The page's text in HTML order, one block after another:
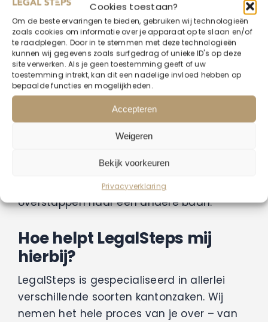
Cookies toestaan?
Om de beste ervaringen te bieden, gebruiken wij technologieën
zoals cookies om informatie over je apparaat op te slaan en/of
te raadplegen. Door in te stemmen met deze technologieën
kunnen wij gegevens zoals surfgedrag of unieke ID's op deze
site verwerken. Als je geen toestemming geeft of uw
toestemming intrekt, kan dit een nadelige invloed hebben op
bepaalde functies en mogelijkheden.
Accepteren
Weigeren
Bekijk voorkeuren
Privacyverklaring
hulp zoekt. De termijn voor verjaring gaat in
van de datum van je ontslag, dus kijk goed
hoe lang je nog hebt. Nu een jurist nodig?
Plan eengratis intakegesprekin.
Transitievergoeding of
ontslagvergoeding?
Beide zeggen hetzelfde. Het is de wettelijke
recht op heeft bij ontslag. Met het doel
compensatie voor ontslag en hulp bij het
overstappen naar een andere baan.
Hoe helpt LegalSteps mij
hierbij?
LegalSteps is gespecialiseerd in allerlei
verschillende soorten kantonzaken. Wij
nemen het hele proces van je over – van